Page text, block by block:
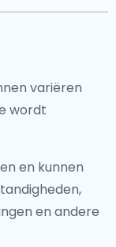
variëren
wordt
en kunnen
en andere